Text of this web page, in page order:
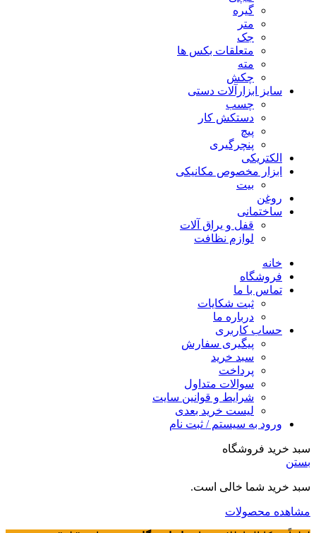
گیره
متر
جک
متعلقات بکس ها
مته
چکش
سایز ابزارآلات دستی
چسب
دستکش کار
پیچ
پنچرگیری
الکتریکی
ابزار مخصوص مکانیکی
بیت
روغن
ساختمانی
قفل و یراق آلات
لوازم نظافت
خانه
فروشگاه
تماس با ما
ثبت شکایات
درباره ما
حساب کاربری
پیگیری سفارش
سبد خرید
پرداخت
سوالات متداول
شرایط و قوانین سایت
لیست خرید بعدی
ورود به سیستم / ثبت نام
سبد خرید فروشگاه
بستن
سبد خرید شما خالی است.
مشاهده محصولات